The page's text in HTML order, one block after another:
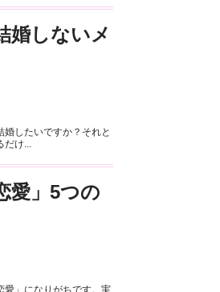
婚しないメ
したいですか？それと
だけ...
愛」5つの